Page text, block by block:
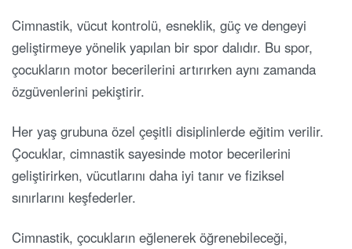
Cimnastik, vücut kontrolü, esneklik, güç ve dengeyi
geliştirmeye yönelik yapılan bir spor dalıdır. Bu spor,
çocukların motor becerilerini artırırken aynı zamanda
özgüvenlerini pekiştirir.
Her yaş grubuna özel çeşitli disiplinlerde eğitim verilir.
Çocuklar, cimnastik sayesinde motor becerilerini
geliştirirken, vücutlarını daha iyi tanır ve fiziksel
sınırlarını keşfederler.
Cimnastik, çocukların eğlenerek öğrenebileceği,